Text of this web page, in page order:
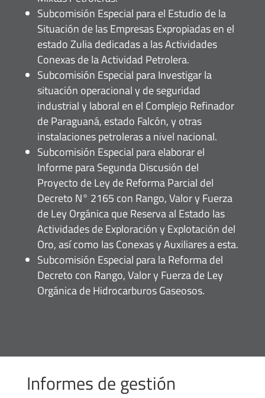
Subcomisión Especial para el Estudio de la
Situación de las Empresas Expropiadas en el
estado Zulia dedicadas a las Actividades
Conexas de la Actividad Petrolera.
Subcomisión Especial para Investigar la
situación operacional y de seguridad
industrial y laboral en el Complejo Refinador
de Paraguaná, estado Falcón, y otras
instalaciones petroleras a nivel nacional.
Subcomisión Especial para elaborar el
Informe para Segunda Discusión del
Proyecto de Ley de Reforma Parcial del
Decreto N° 2165 con Rango, Valor y Fuerza
de Ley Orgánica que Reserva al Estado las
Actividades de Exploración y Explotación del
Oro, así como las Conexas y Auxiliares a esta.
Subcomisión Especial para la Reforma del
Decreto con Rango, Valor y Fuerza de Ley
Orgánica de Hidrocarburos Gaseosos.
Informes de gestión